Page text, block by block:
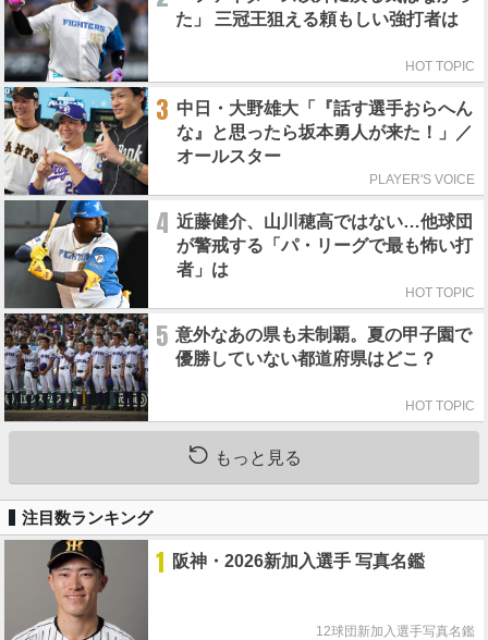
た」 三冠王狙える頼もしい強打者は
HOT TOPIC
3 中日・大野雄大「『話す選手おらへん
な』と思ったら坂本勇人が来た！」／
オールスター
PLAYER'S VOICE
4 近藤健介、山川穂高ではない…他球団
が警戒する「パ・リーグで最も怖い打
者」は
HOT TOPIC
5 意外なあの県も未制覇。夏の甲子園で
優勝していない都道府県はどこ？
HOT TOPIC
もっと見る
注目数ランキング
1 阪神・2026新加入選手 写真名鑑
12球団新加入選手写真名鑑